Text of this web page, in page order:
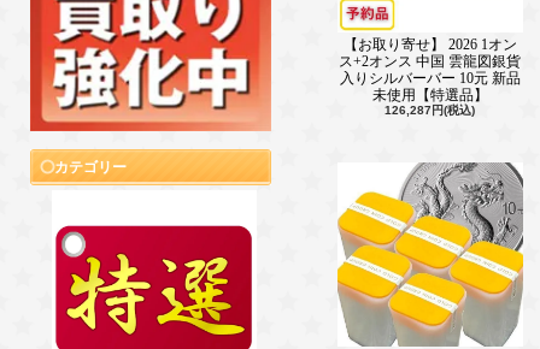
カテゴリー
【お取り寄せ】 2026 1オン
ス+2オンス 中国 雲龍図銀貨
入りシルバーバー 10元 新品
未使用【特選品】
126,287円(税込)